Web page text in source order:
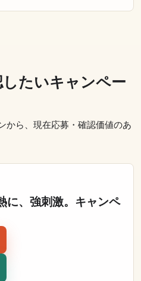
たいキャンペー
から、現在応募・確認価値のあ
に、強刺激。キャンペ